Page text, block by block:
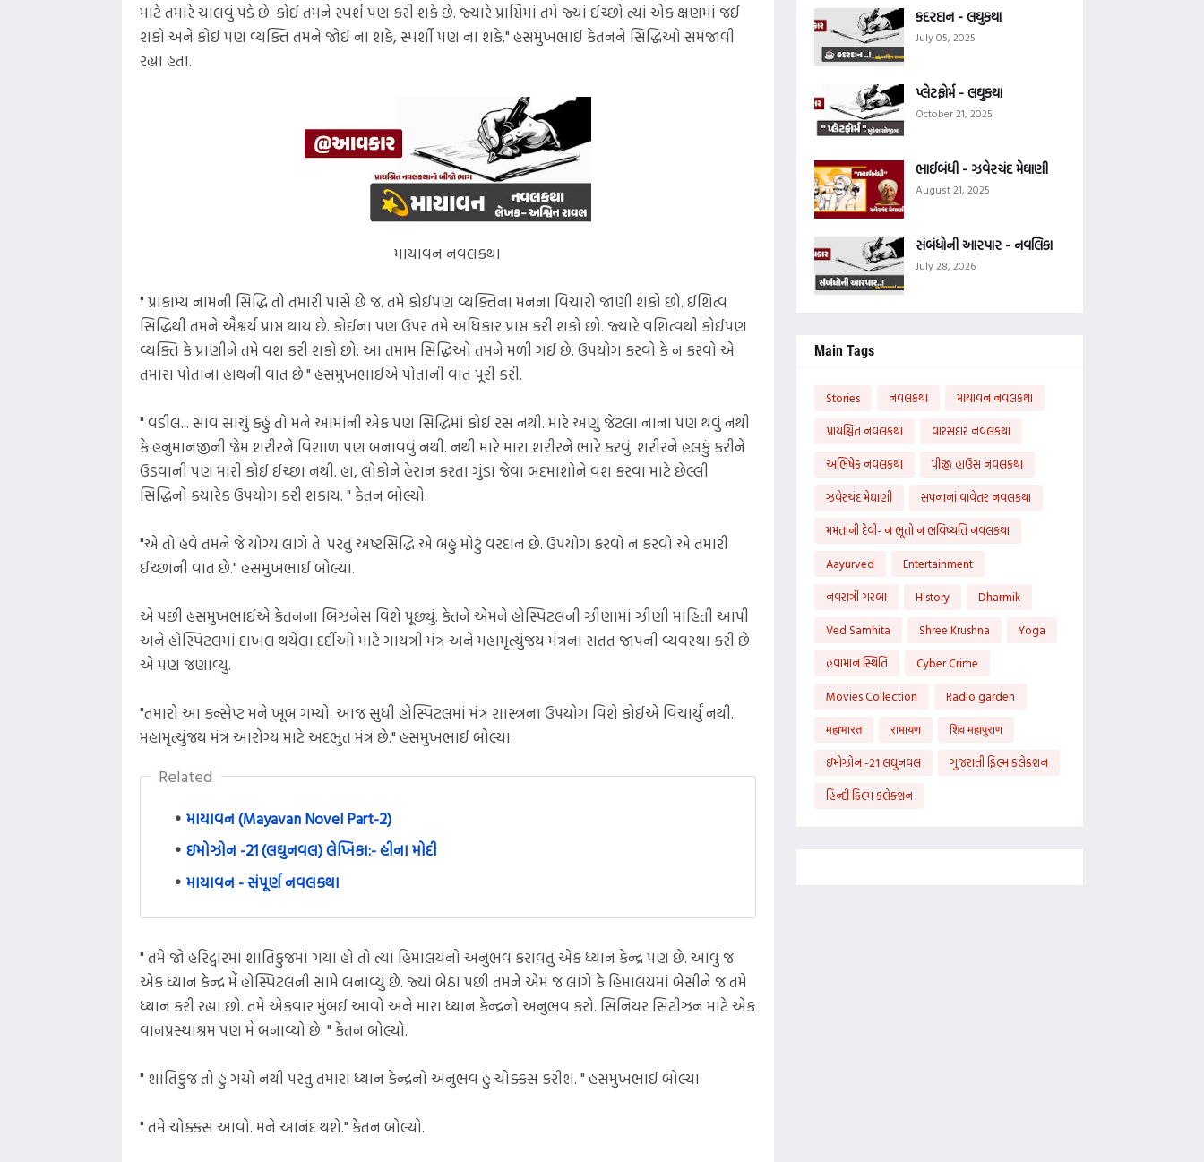
માટે તમારે ચાલવું પડે છે. કોઈ તમને સ્પર્શ પણ કરી શકે છે. જ્યારે પ્રાપ્તિમાં તમે જ્યાં ઈચ્છો ત્યાં એક ક્ષણમાં જઈ
શકો અને કોઈ પણ વ્યક્તિ તમને જોઈ ના શકે, સ્પર્શી પણ ના શકે." હસમુખભાઈ કેતનને સિદ્ધિઓ સમજાવી
રહ્યા હતા.
માયાવન નવલકથા
" પ્રાકામ્ય નામની સિદ્ધિ તો તમારી પાસે છે જ. તમે કોઈપણ વ્યક્તિના મનના વિચારો જાણી શકો છો. ઈશિત્વ
સિદ્ધિથી તમને ઐશ્વર્ય પ્રાપ્ત થાય છે. કોઈના પણ ઉપર તમે અધિકાર પ્રાપ્ત કરી શકો છો. જ્યારે વશિત્વથી કોઈપણ
વ્યક્તિ કે પ્રાણીને તમે વશ કરી શકો છો. આ તમામ સિદ્ધિઓ તમને મળી ગઈ છે. ઉપયોગ કરવો કે ન કરવો એ
તમારા પોતાના હાથની વાત છે." હસમુખભાઈએ પોતાની વાત પૂરી કરી.
" વડીલ... સાવ સાચું કહું તો મને આમાંની એક પણ સિદ્ધિમાં કોઈ રસ નથી. મારે અણુ જેટલા નાના પણ થવું નથી
કે હનુમાનજીની જેમ શરીરને વિશાળ પણ બનાવવું નથી. નથી મારે મારા શરીરને ભારે કરવું. શરીરને હલકું કરીને
ઉડવાની પણ મારી કોઈ ઈચ્છા નથી. હા, લોકોને હેરાન કરતા ગુંડા જેવા બદમાશોને વશ કરવા માટે છેલ્લી
સિદ્ધિનો ક્યારેક ઉપયોગ કરી શકાય. " કેતન બોલ્યો.
"એ તો હવે તમને જે યોગ્ય લાગે તે. પરંતુ અષ્ટસિદ્ધિ એ બહુ મોટું વરદાન છે. ઉપયોગ કરવો ન કરવો એ તમારી
ઈચ્છાની વાત છે." હસમુખભાઈ બોલ્યા.
એ પછી હસમુખભાઈએ કેતનના બિઝનેસ વિશે પૂછ્યું. કેતને એમને હોસ્પિટલની ઝીણામાં ઝીણી માહિતી આપી
અને હોસ્પિટલમાં દાખલ થયેલા દર્દીઓ માટે ગાયત્રી મંત્ર અને મહામૃત્યુંજય મંત્રના સતત જાપની વ્યવસ્થા કરી છે
એ પણ જણાવ્યું.
"તમારો આ કન્સેપ્ટ મને ખૂબ ગમ્યો. આજ સુધી હોસ્પિટલમાં મંત્ર શાસ્ત્રના ઉપયોગ વિશે કોઈએ વિચાર્યું નથી.
મહામૃત્યુંજય મંત્ર આરોગ્ય માટે અદભુત મંત્ર છે." હસમુખભાઈ બોલ્યા.
Related
માયાવન (Mayavan Novel Part-2)
ઇમોઝોન -21 (લઘુનવલ) લેખિકા:- હીના મોદી
માયાવન - સંપૂર્ણ નવલકથા
" તમે જો હરિદ્વારમાં શાંતિકુંજમાં ગયા હો તો ત્યાં હિમાલયનો અનુભવ કરાવતું એક ધ્યાન કેન્દ્ર પણ છે. આવું જ
એક ધ્યાન કેન્દ્ર મેં હોસ્પિટલની સામે બનાવ્યું છે. જ્યાં બેઠા પછી તમને એમ જ લાગે કે હિમાલયમાં બેસીને જ તમે
ધ્યાન કરી રહ્યા છો. તમે એકવાર મુંબઈ આવો અને મારા ધ્યાન કેન્દ્રનો અનુભવ કરો. સિનિયર સિટીઝન માટે એક
વાનપ્રસ્થાશ્રમ પણ મેં બનાવ્યો છે. " કેતન બોલ્યો.
" શાંતિકુંજ તો હું ગયો નથી પરંતુ તમારા ધ્યાન કેન્દ્રનો અનુભવ હું ચોક્કસ કરીશ. " હસમુખભાઈ બોલ્યા.
" તમે ચોક્કસ આવો. મને આનંદ થશે." કેતન બોલ્યો.
કદરદાન - લઘુકથા
July 05, 2025
પ્લેટફોર્મ - લઘુકથા
October 21, 2025
ભાઈબંધી - ઝવેરચંદ મેઘાણી
August 21, 2025
સંબંધોની આરપાર - નવલિકા
July 28, 2026
Main Tags
Stories નવલકથા
માયાવન નવલકથા
પ્રાયશ્ચિત નવલકથા
વારસદાર નવલકથા
અભિષેક નવલકથા
પીજી હાઉસ નવલકથા
ઝવેરચંદ મેઘાણી
સપનાનાં વાવેતર નવલકથા
મમતાની દેવી- ન ભૂતો ન ભવિષ્યતિ નવલકથા
Aayurved
Entertainment
નવરાત્રી ગરબા
History
Dharmik
Ved Samhita
Shree Krushna
Yoga
હવામાન સ્થિતિ
Cyber Crime
Movies Collection
Radio garden
महाभारत
रामायण
शिव महापुराण
ઇમોઝોન -21 લઘુનવલ
ગુજરાતી ફિલ્મ કલેક્શન
હિન્દી ફિલ્મ કલેક્શન